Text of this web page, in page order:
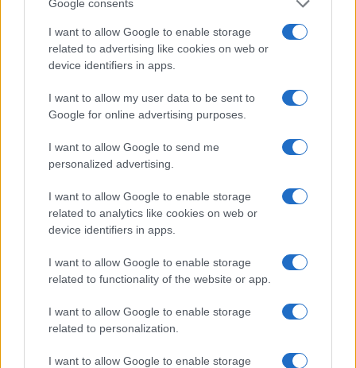
Google consents
I want to allow Google to enable storage
related to advertising like cookies on web or
device identifiers in apps.
I want to allow my user data to be sent to
Google for online advertising purposes.
I want to allow Google to send me
personalized advertising.
I want to allow Google to enable storage
related to analytics like cookies on web or
device identifiers in apps.
I want to allow Google to enable storage
related to functionality of the website or app.
I want to allow Google to enable storage
related to personalization.
I want to allow Google to enable storage
Continuez la lecture
FINANCEMENT
Scaleup Europe Fund: 5 milliards d’euros pour financer
Thomas Lefevre · 6 Août 2026